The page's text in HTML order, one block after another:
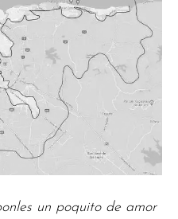
un poquito de amor